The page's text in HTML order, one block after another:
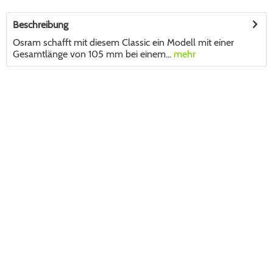
Beschreibung
Osram schafft mit diesem Classic ein Modell mit einer
Gesamtlänge von 105 mm bei einem... mehr